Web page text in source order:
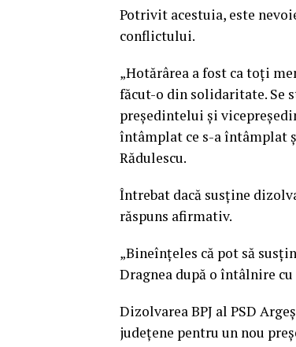
Potrivit acestuia, este
conflictului.
„Hotărârea a fost ca toţi
făcut-o din solidaritate. Se
preşedintelui şi
întâmplat ce s-a întâmplat
Rădulescu.
Întrebat dacă susţine
răspuns afirmativ.
„Bineînţeles că pot să
Dragnea după o întâlnire
Dizolvarea BPJ al PSD
judeţene pentru un nou